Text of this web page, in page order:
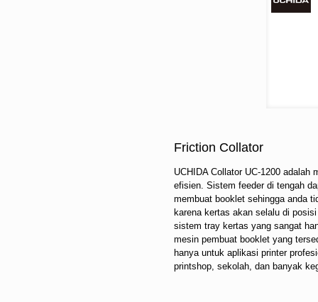
Friction Collator
UCHIDA Collator UC-1200
efisien. Sistem feeder di tengah
membuat booklet sehingga anda
karena kertas akan selalu di
sistem tray kertas yang sangat
mesin pembuat booklet yang
hanya untuk aplikasi printer
printshop, sekolah, dan banyak